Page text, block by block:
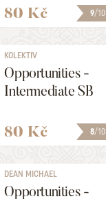
9/10
80 Kč
8/10
KOLEKTIV
Opportunities -
Intermediate SB
80 Kč
DEAN MICHAEL
Opportunities -